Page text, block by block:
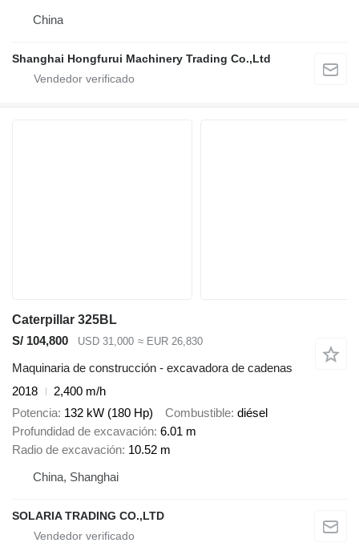
China
Shanghai Hongfurui Machinery Trading Co.,Ltd
Caterpillar 325BL
S/ 104,800
USD 31,000 ≈ EUR 26,830
Maquinaria de construcción - excavadora de cadenas
2018
2,400 m/h
Potencia 132 kW (180 Hp) Combustible diésel
Profundidad de excavación 6.01 m
Radio de excavación 10.52 m
China, Shanghai
SOLARIA TRADING CO.,LTD